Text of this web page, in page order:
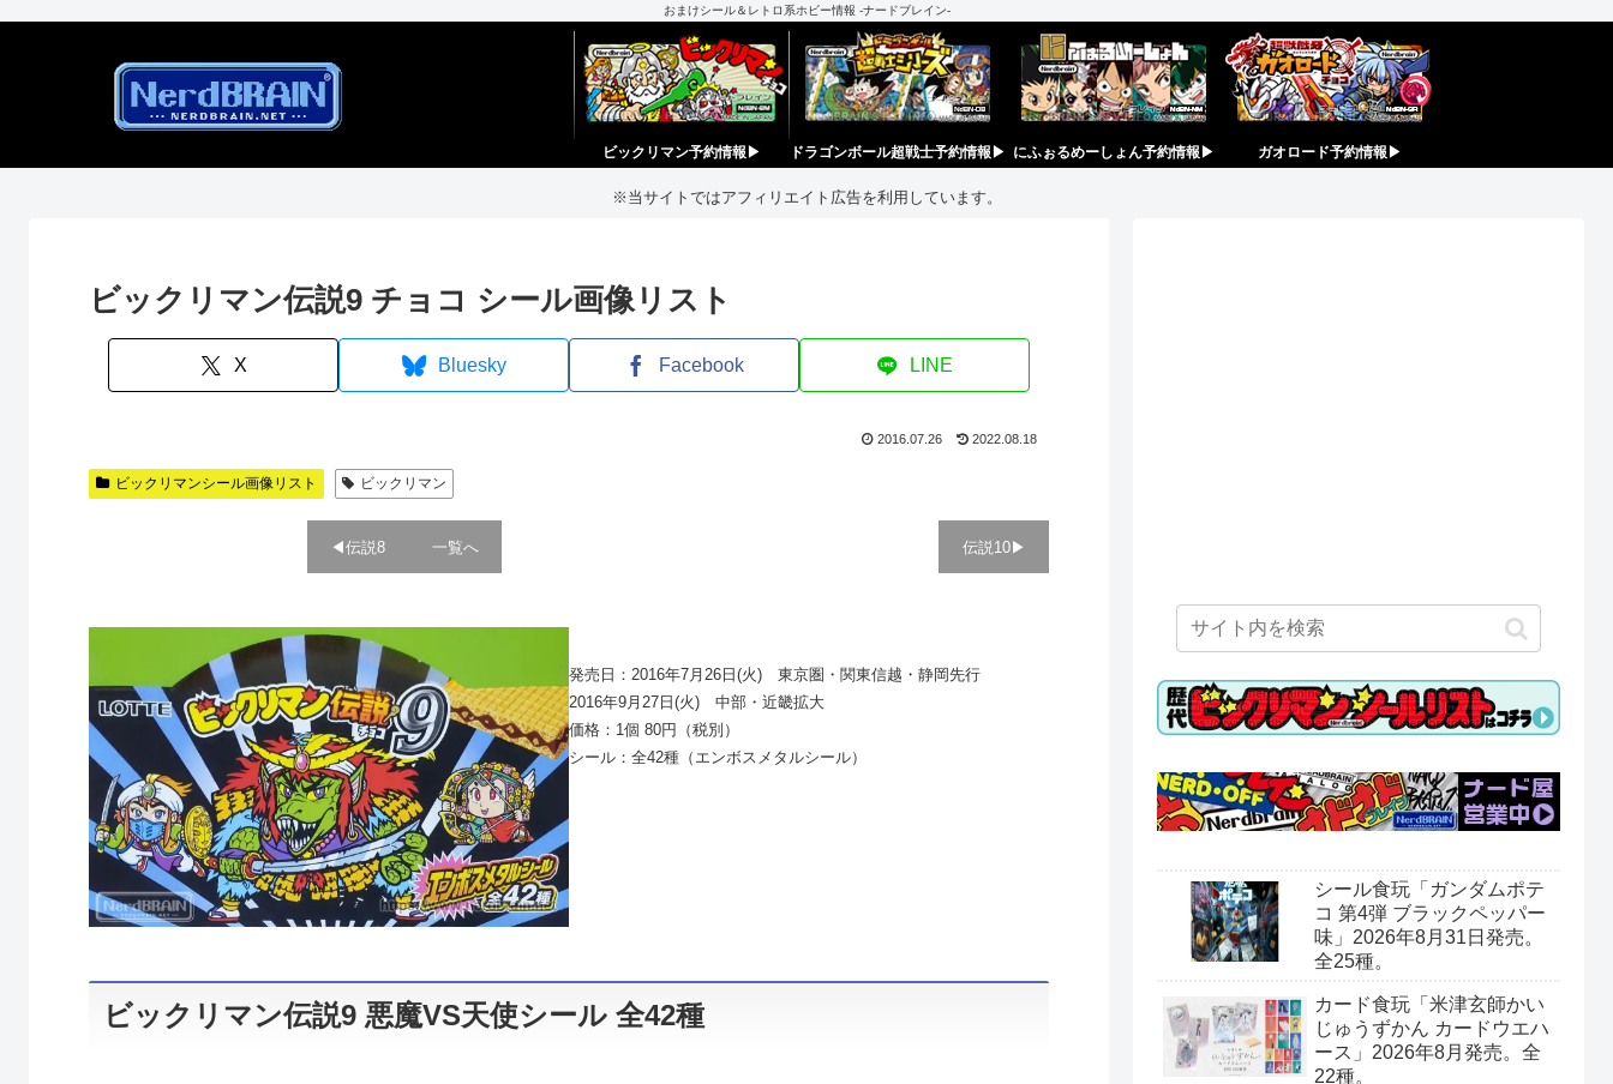
おまけシール＆レトロ系ホビー情報 -ナードブレイン-
ビックリマン予約情報▶︎ ドラゴンボール超戦士予約情報▶︎ にふぉるめーしょん予約情報▶︎ ガオロード予約情報▶︎
※当サイトではアフィリエイト広告を利用しています。
ビックリマン伝説9 チョコ シール画像リスト
X Bluesky Facebook LINE
2016.07.26 2022.08.18
ビックリマンシール画像リスト ビックリマン
◀︎伝説8 一覧へ 伝説10▶︎
発売日：2016年7月26日(火) 東京圏・関東信越・静岡先行
2016年9月27日(火) 中部・近畿拡大
価格：1個 80円（税別）
シール：全42種（エンボスメタルシール）
ビックリマン伝説9 悪魔VS天使シール 全42種
シール食玩「ガンダムポテ
コ 第4弾 ブラックペッパー
味」2026年8月31日発売。
全25種。
カード食玩「米津玄師かい
じゅうずかん カードウエハ
ース」2026年8月発売。全
22種。